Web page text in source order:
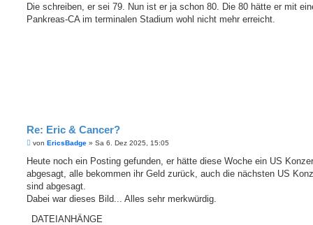
i
r
Die schreiben, er sei 79. Nun ist er ja schon 80. Die 80 hätte er mit
Pankreas-CA im terminalen Stadium wohl nicht mehr erreicht.
Re: Eric & Cancer?
B
i
r
a
von EricsBadge » Sa 6. Dez 2025, 15:05
Heute noch ein Posting gefunden, er hätte diese Woche ein US
abgesagt, alle bekommen ihr Geld zurück, auch die nächsten US
sind abgesagt.
Dabei war dieses Bild... Alles sehr merkwürdig.
DATEIANHÄNGE